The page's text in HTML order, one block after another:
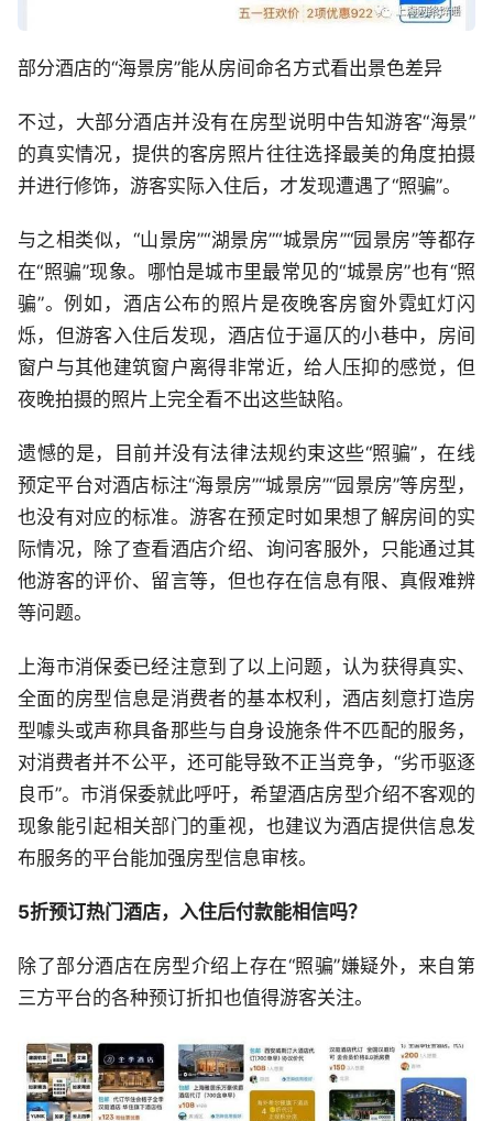
部分酒店的“海景房”能从房间命名方式看出景色差异
不过，大部分酒店并没有在房型说明中告知游客“海景”
的真实情况，提供的客房照片往往选择最美的角度拍摄
并进行修饰，游客实际入住后，才发现遭遇了“照骗”。
与之相类似，“山景房”“湖景房”“城景房”“园景房”等都存
在“照骗”现象。哪怕是城市里最常见的“城景房”也有“照
骗”。例如，酒店公布的照片是夜晚客房窗外霓虹灯闪
烁，但游客入住后发现，酒店位于逼仄的小巷中，房间
窗户与其他建筑窗户离得非常近，给人压抑的感觉，但
夜晚拍摄的照片上完全看不出这些缺陷。
遗憾的是，目前并没有法律法规约束这些“照骗”，在线
预定平台对酒店标注“海景房”“城景房”“园景房”等房型，
也没有对应的标准。游客在预定时如果想了解房间的实
际情况，除了查看酒店介绍、询问客服外，只能通过其
他游客的评价、留言等，但也存在信息有限、真假难辨
等问题。
上海市消保委已经注意到了以上问题，认为获得真实、
全面的房型信息是消费者的基本权利，酒店刻意打造房
型噱头或声称具备那些与自身设施条件不匹配的服务，
对消费者并不公平，还可能导致不正当竞争，“劣币驱逐
良币”。市消保委就此呼吁，希望酒店房型介绍不客观的
现象能引起相关部门的重视，也建议为酒店提供信息发
布服务的平台能加强房型信息审核。
5折预订热门酒店，入住后付款能相信吗？
除了部分酒店在房型介绍上存在“照骗”嫌疑外，来自第
三方平台的各种预订折扣也值得游客关注。